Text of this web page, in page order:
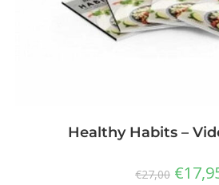
Healthy Habits –
€27,00 €